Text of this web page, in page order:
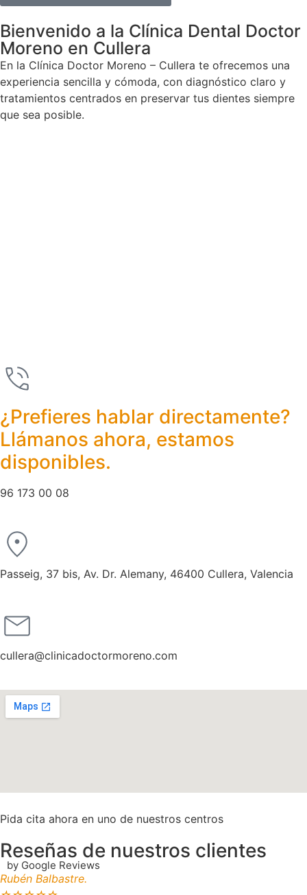
Bienvenido a la Clínica Dental Doctor
Moreno en Cullera
En la Clínica Doctor Moreno – Cullera te ofrecemos una
experiencia sencilla y cómoda, con diagnóstico claro y
tratamientos centrados en preservar tus dientes siempre
que sea posible.
¿Prefieres hablar directamente?
Llámanos ahora, estamos
disponibles.
96 173 00 08
Passeig, 37 bis, Av. Dr. Alemany, 46400 Cullera, Valencia
cullera@clinicadoctormoreno.com
Pida cita ahora en uno de nuestros centros
Reseñas de nuestros clientes
by Google Reviews
Rubén Balbastre.